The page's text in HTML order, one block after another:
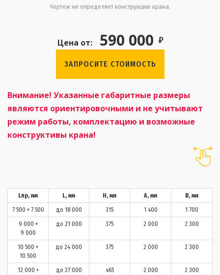
Чертеж не определяет конструкцию крана.
Цена от: 590 000 ₽
ЗАПРОСИТЕ СТОИМОСТЬ
Внимание! Указанные габаритные размеры
являются ориентировочными и не учитывают
режим работы, комплектацию и возможные
конструктивы крана!
Lпр, мм L, мм H, мм А, мм В, мм
7 500 + 7 500 до 18 000 315 1 400 1 700
9 000 +
9 000
до 21 000 375 2 000 2 300
10 500 +
10 500
до 24 000 375 2 000 2 300
12 000 +
до 27 000 465 2 000 2 300